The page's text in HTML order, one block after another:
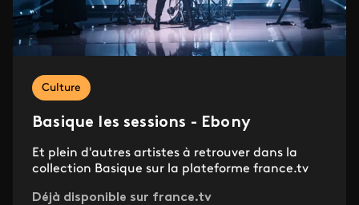
Culture
Basique les sessions - Ebony
Et plein d'autres artistes à retrouver dans la
collection Basique sur la plateforme france.tv
Déjà disponible sur france.tv